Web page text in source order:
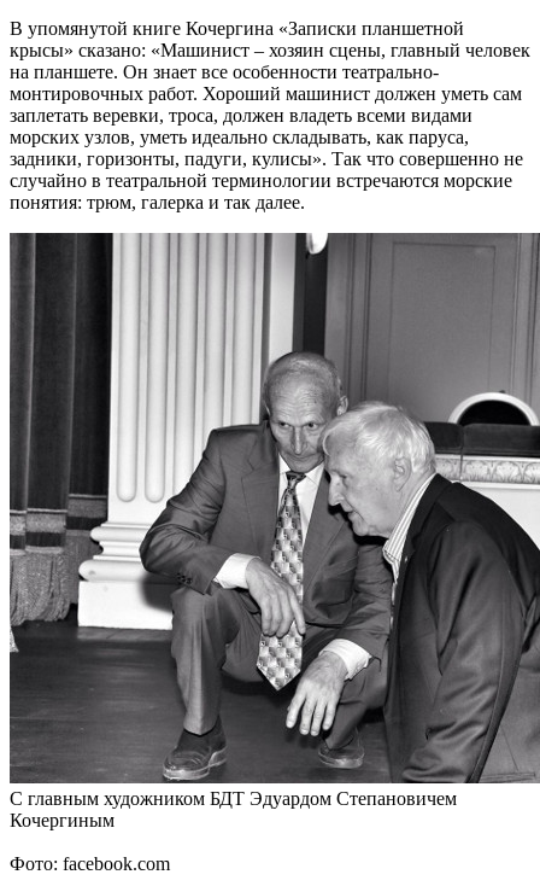
В упомянутой книге Кочергина «Записки планшетной
крысы» сказано: «Машинист – хозяин сцены, главный человек
на планшете. Он знает все особенности театрально-
монтировочных работ. Хороший машинист должен уметь сам
заплетать веревки, троса, должен владеть всеми видами
морских узлов, уметь идеально складывать, как паруса,
задники, горизонты, падуги, кулисы». Так что совершенно не
случайно в театральной терминологии встречаются морские
понятия: трюм, галерка и так далее.
С главным художником БДТ Эдуардом Степановичем
Кочергиным
Фото: facebook.com